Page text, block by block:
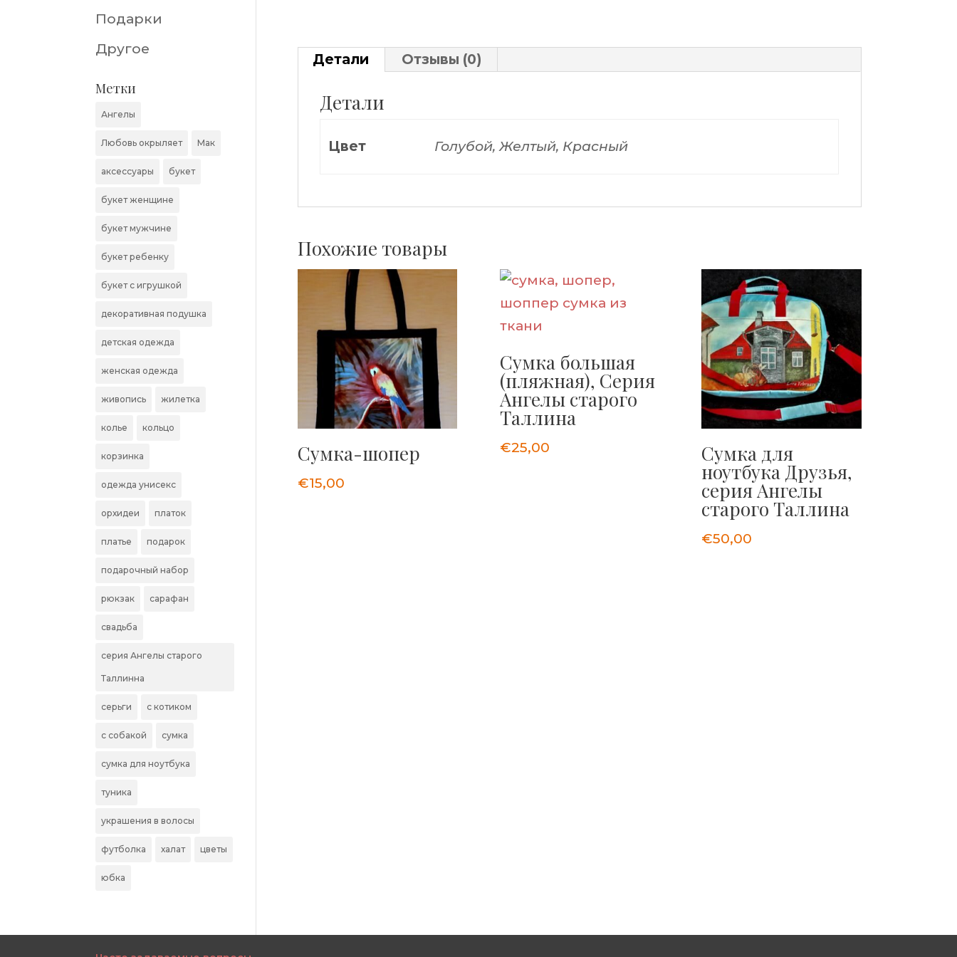
Детали Отзывы (0)
Детали
Цвет Голубой, Желтый, Красный
Похожие товары
Сумка-шопер
€15,00
Сумка большая
(пляжная), Серия
Ангелы старого
Таллина
€25,00 Сумка для
ноутбука Друзья,
серия Ангелы
старого Таллина
€50,00
Подарки
Другое
Метки
Ангелы
Любовь окрыляет Мак
аксессуары букет
букет женщине
букет мужчине
букет ребенку
букет с игрушкой
декоративная подушка
детская одежда
женская одежда
живопись жилетка
колье кольцо
корзинка
одежда унисекс
орхидеи платок
платье подарок
подарочный набор
рюкзак сарафан
свадьба
серия Ангелы старого
Таллинна
серьги с котиком
с собакой сумка
сумка для ноутбука
туника
украшения в волосы
футболка халат цветы
юбка